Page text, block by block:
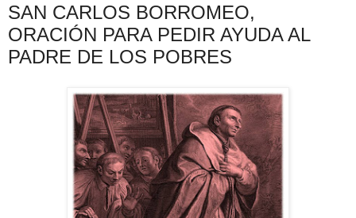
SAN CARLOS BORROMEO,
ORACIÓN PARA PEDIR AYUDA AL
PADRE DE LOS POBRES